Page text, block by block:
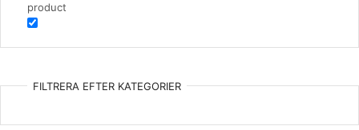
product
FILTRERA EFTER KATEGORIER